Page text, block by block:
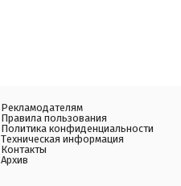
Рекламодателям
Правила пользования
Политика конфиденциальности
Техническая информация
Контакты
Архив